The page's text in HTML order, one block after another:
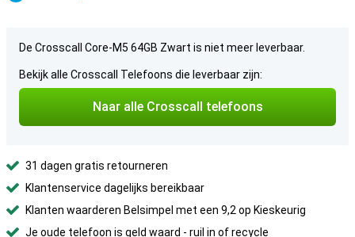
De Crosscall Core-M5 64GB Zwart is niet meer leverbaar.
Bekijk alle Crosscall Telefoons die leverbaar zijn:
Naar alle Crosscall telefoons
31 dagen gratis retourneren
Klantenservice dagelijks bereikbaar
Klanten waarderen Belsimpel met een 9,2 op Kieskeurig
Je oude telefoon is geld waard - ruil in of recycle